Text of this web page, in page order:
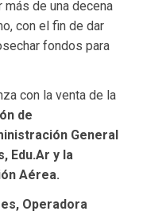
de una decena
con el fin de dar
fondos para
con la venta de la
de
General
Edu.Ar y la
Aérea.
Operadora